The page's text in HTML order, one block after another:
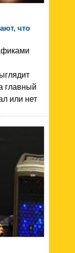
что
главный
или нет